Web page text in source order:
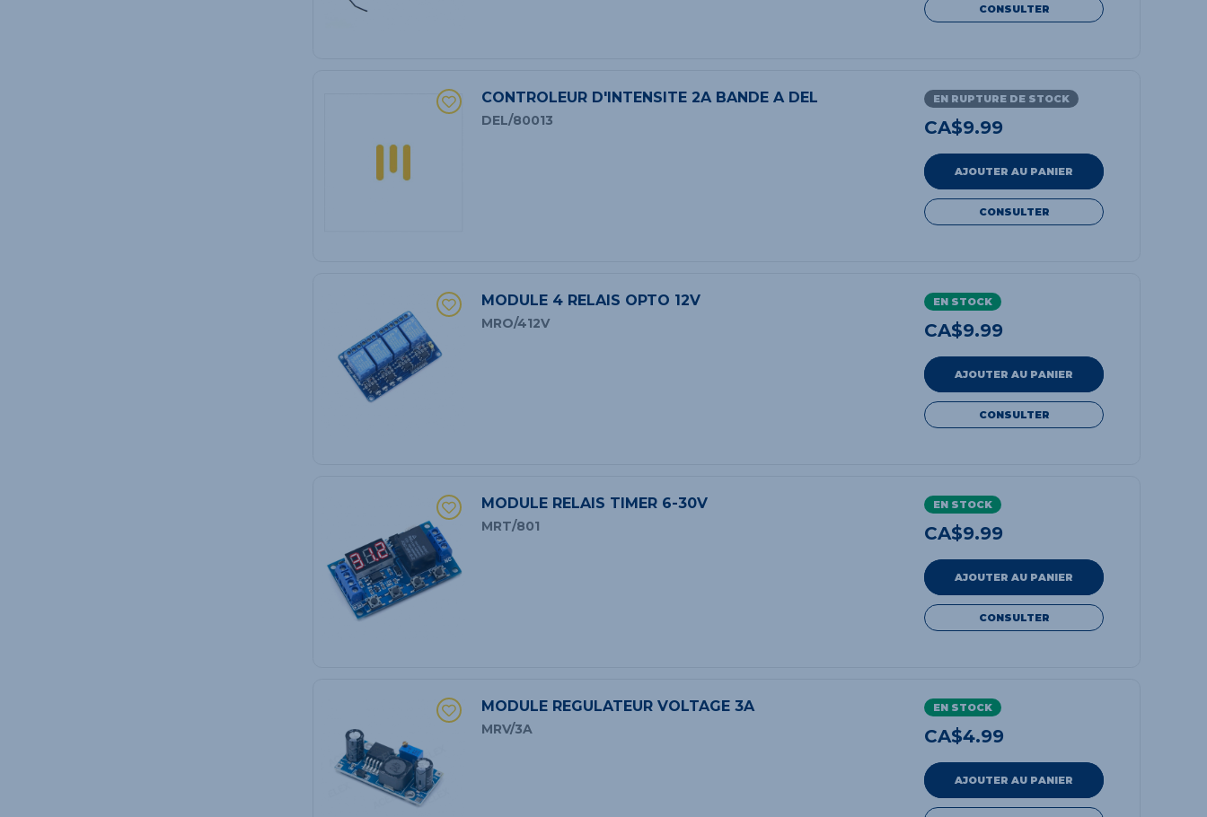
CONSULTER
CONTROLEUR D'INTENSITE 2A BANDE A DEL
DEL/80013
EN RUPTURE DE STOCK
CA$9.99
AJOUTER AU PANIER
CONSULTER
MODULE 4 RELAIS OPTO 12V
MRO/412V
EN STOCK
CA$9.99
AJOUTER AU PANIER
CONSULTER
MODULE RELAIS TIMER 6-30V
MRT/801
EN STOCK
CA$9.99
AJOUTER AU PANIER
CONSULTER
MODULE REGULATEUR VOLTAGE 3A
MRV/3A
EN STOCK
CA$4.99
AJOUTER AU PANIER